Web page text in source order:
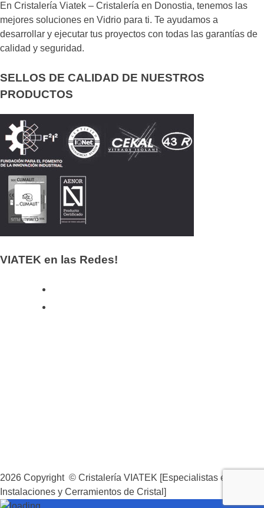
En Cristalería Viatek – Cristalería en Donostia, tenemos las
mejores soluciones en Vidrio para ti. Te ayudamos a
desarrollar y ejecutar tus proyectos con todas las garantías de
calidad y seguridad.
SELLOS DE CALIDAD DE NUESTROS
PRODUCTOS
VIATEK en las Redes!
2026 Copyright © Cristalería VIATEK [Especialistas en
Instalaciones y Cerramientos de Cristal]